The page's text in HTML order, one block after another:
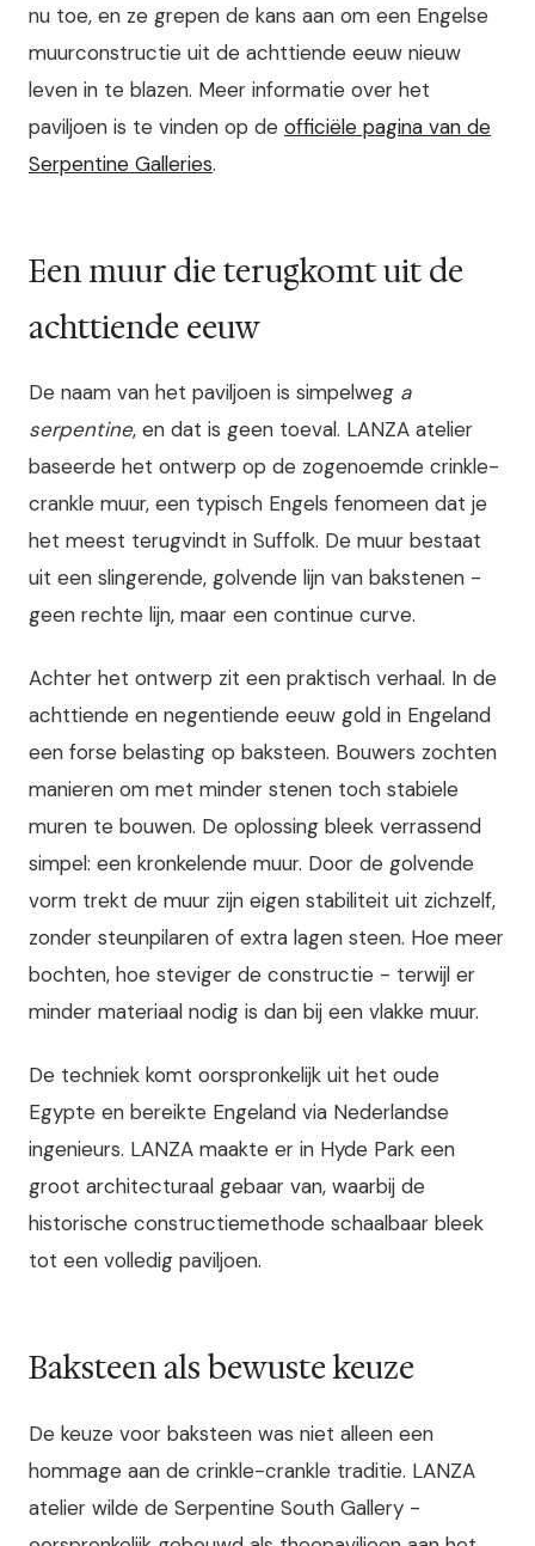
nu toe, en ze grepen de kans aan om een Engelse
muurconstructie uit de achttiende eeuw nieuw
leven in te blazen. Meer informatie over het
paviljoen is te vinden op de officiële pagina van de
Serpentine Galleries.
Een muur die terugkomt uit de
achttiende eeuw
De naam van het paviljoen is simpelweg a
serpentine, en dat is geen toeval. LANZA atelier
baseerde het ontwerp op de zogenoemde crinkle-
crankle muur, een typisch Engels fenomeen dat je
het meest terugvindt in Suffolk. De muur bestaat
uit een slingerende, golvende lijn van bakstenen -
geen rechte lijn, maar een continue curve.
Achter het ontwerp zit een praktisch verhaal. In de
achttiende en negentiende eeuw gold in Engeland
een forse belasting op baksteen. Bouwers zochten
manieren om met minder stenen toch stabiele
muren te bouwen. De oplossing bleek verrassend
simpel: een kronkelende muur. Door de golvende
vorm trekt de muur zijn eigen stabiliteit uit zichzelf,
zonder steunpilaren of extra lagen steen. Hoe meer
bochten, hoe steviger de constructie - terwijl er
minder materiaal nodig is dan bij een vlakke muur.
De techniek komt oorspronkelijk uit het oude
Egypte en bereikte Engeland via Nederlandse
ingenieurs. LANZA maakte er in Hyde Park een
groot architecturaal gebaar van, waarbij de
historische constructiemethode schaalbaar bleek
tot een volledig paviljoen.
Baksteen als bewuste keuze
De keuze voor baksteen was niet alleen een
hommage aan de crinkle-crankle traditie. LANZA
atelier wilde de Serpentine South Gallery -